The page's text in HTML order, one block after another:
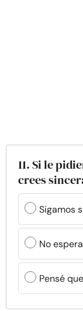
11. Si le
crees
Sigamos
No
Pensé